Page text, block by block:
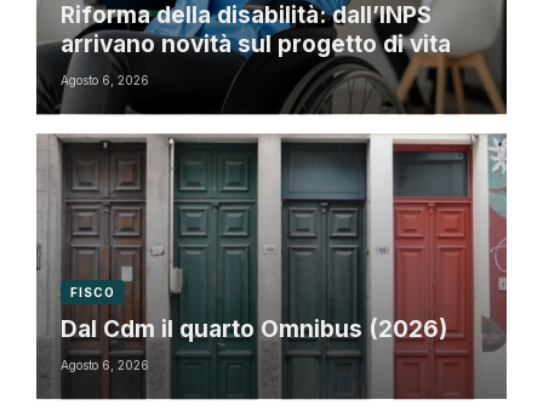
Riforma della disabilità: dall’INPS
arrivano novità sul progetto di vita
Agosto 6, 2026
FISCO
Dal Cdm il quarto Omnibus (2026)
Agosto 6, 2026